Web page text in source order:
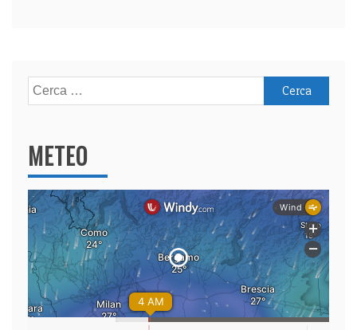
Ricerca
per:
METEO